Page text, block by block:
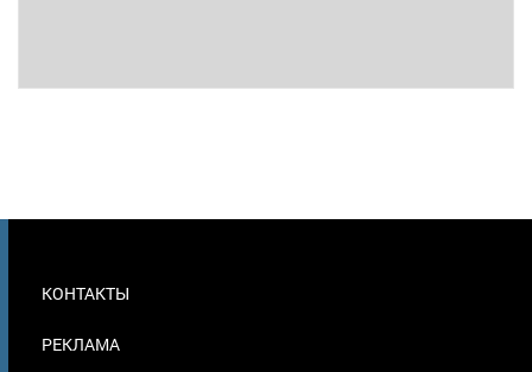
В
КОНТАКТЫ
РЕКЛАМА